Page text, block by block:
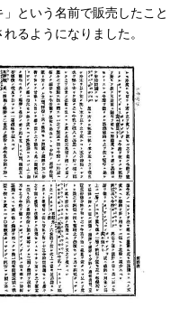
という名前で販売したこと
るようになりました。